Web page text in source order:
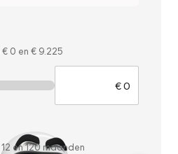
€ 0 en € 9.225
12 en120 maanden